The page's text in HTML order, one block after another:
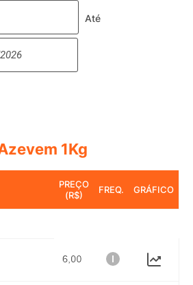
Até
1Kg
PREÇO
(R$)
FREQ. GRÁFICO